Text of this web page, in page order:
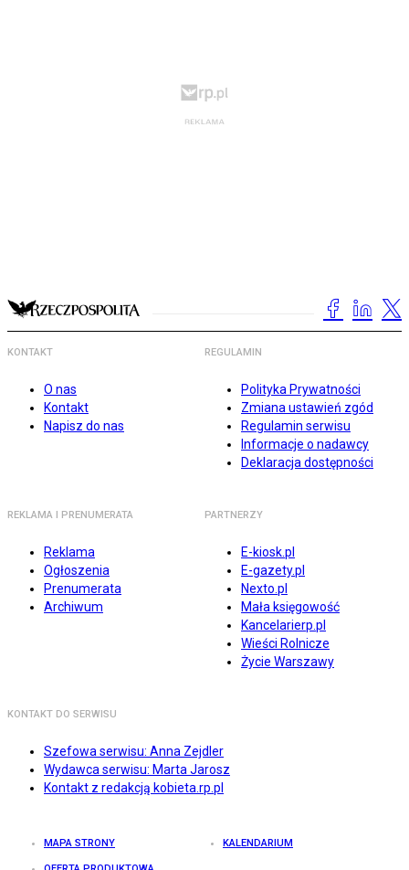
KONTAKT
O nas
Kontakt
Napisz do nas
REGULAMIN
Polityka Prywatności
Zmiana ustawień zgód
Regulamin serwisu
Informacje o nadawcy
Deklaracja dostępności
REKLAMA I PRENUMERATA
Reklama
Ogłoszenia
Prenumerata
Archiwum
PARTNERZY
E-kiosk.pl
E-gazety.pl
Nexto.pl
Mała księgowość
Kancelarierp.pl
Wieści Rolnicze
Życie Warszawy
KONTAKT DO SERWISU
Szefowa serwisu: Anna Zejdler
Wydawca serwisu: Marta Jarosz
Kontakt z redakcją kobieta.rp.pl
MAPA STRONY KALENDARIUM